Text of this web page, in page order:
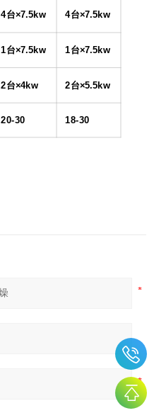
4台×7.5kw 4台×7.5kw
1台×7.5kw 1台×7.5kw
2台×4kw 2台×5.5kw
20-30 18-30